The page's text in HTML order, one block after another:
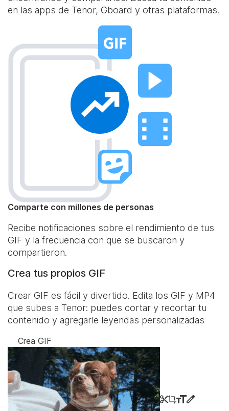
en las apps de Tenor, Gboard y otras plataformas.
Comparte con millones de personas
Recibe notificaciones sobre el rendimiento de tus
GIF y la frecuencia con que se buscaron y
compartieron.
Crea tus propios GIF
Crear GIF es fácil y divertido. Edita los GIF y MP4
que subes a Tenor: puedes cortar y recortar tu
contenido y agregarle leyendas personalizadas
Crea GIF